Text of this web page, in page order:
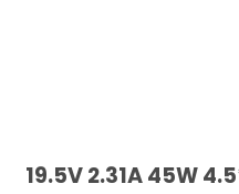
19.5V 2.31A 45W